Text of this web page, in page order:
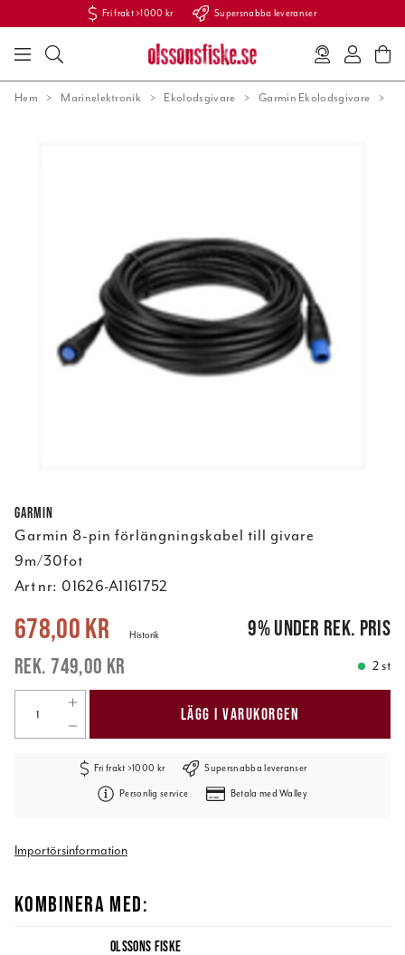
Fri frakt >1000 kr Supersnabba leveranser
Hem Marinelektronik Ekolodsgivare Garmin Ekolodsgivare
Garmin
Garmin 8-pin förlängningskabel till givare
9m/30fot
Art nr: 01626-A1161752
Nuvarande pris:678,00 kr 749,00 kr
678,00 kr
749,00 kr
Historik 9%under rek. pris
2 st
LÄGG I VARUKORGEN
Fri frakt >1000 kr Supersnabba leveranser
Personlig service Betala med Walley
Importörsinformation
KOMBINERA MED:
OLSSONS FISKE